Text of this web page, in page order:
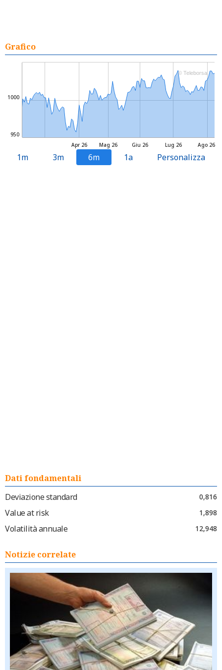
Grafico
Mag 26 Lug 26
Apr 26 Giu 26 Ago 26
950
1000
© Teleborsa
1m 3m 6m 1a Personalizza
Dati fondamentali
Deviazione standard
0,816
Value at risk 1,898
Volatilità annuale 12,948
Notizie correlate